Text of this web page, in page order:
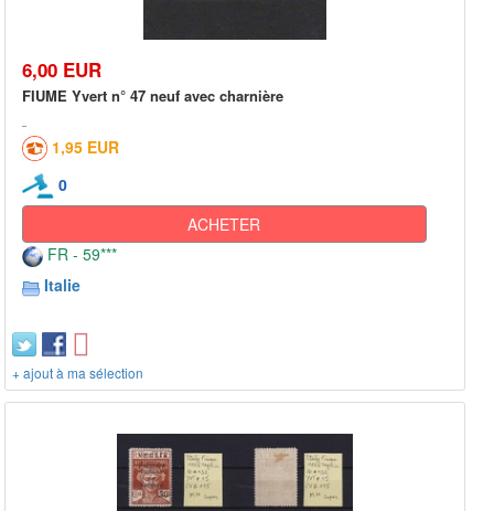
6,00 EUR
FIUME Yvert n° 47 neuf avec charnière
1,95 EUR
0
ACHETER
FR - 59***
Italie
+ ajout à ma sélection